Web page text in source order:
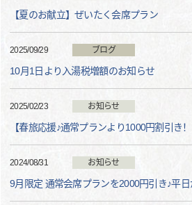
【夏のお献立】ぜいたく会席プラン
2025/09/29 ブログ
10月1日より入湯税増額のお知らせ
2025/02/23 お知らせ
【春旅応援♪通常プランより1000円割引き！
2024/08/31 お知らせ
9月限定 通常会席プランを2000円引き♪平日